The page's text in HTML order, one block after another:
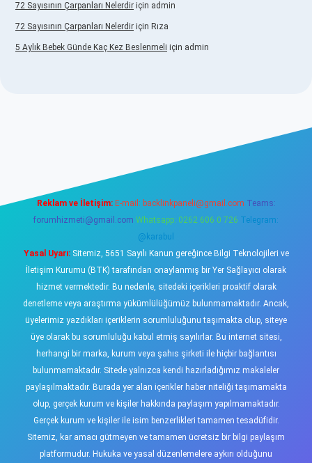
72 Sayısının Çarpanları Nelerdir için admin
72 Sayısının Çarpanları Nelerdir için Rıza
5 Aylık Bebek Günde Kaç Kez Beslenmeli için admin
elexbetgiris.org
Reklam ve İletişim: E-mail: backlinkpaneli@gmail.com Teams:
forumhizmeti@gmail.com Whatsapp: 0262 606 0 726 Telegram:
@karabul
Yasal Uyarı:Sitemiz, 5651 Sayılı Kanun gereğince Bilgi Teknolojileri ve
İletişim Kurumu (BTK) tarafından onaylanmış bir Yer Sağlayıcı olarak
hizmet vermektedir. Bu nedenle, sitedeki içerikleri proaktif olarak
denetleme veya araştırma yükümlülüğümüz bulunmamaktadır. Ancak,
üyelerimiz yazdıkları içeriklerin sorumluluğunu taşımakta olup, siteye
üye olarak bu sorumluluğu kabul etmiş sayılırlar. Bu internet sitesi,
herhangi bir marka, kurum veya şahıs şirketi ile hiçbir bağlantısı
bulunmamaktadır. Sitede yalnızca kendi hazırladığımız makaleler
paylaşılmaktadır. Burada yer alan içerikler haber niteliği taşımamakta
olup, gerçek kurum ve kişiler hakkında paylaşım yapılmamaktadır.
Gerçek kurum ve kişiler ile isim benzerlikleri tamamen tesadüfidir.
Sitemiz, kar amacı gütmeyen ve tamamen ücretsiz bir bilgi paylaşım
platformudur. Hukuka ve yasal düzenlemelere aykırı olduğunu